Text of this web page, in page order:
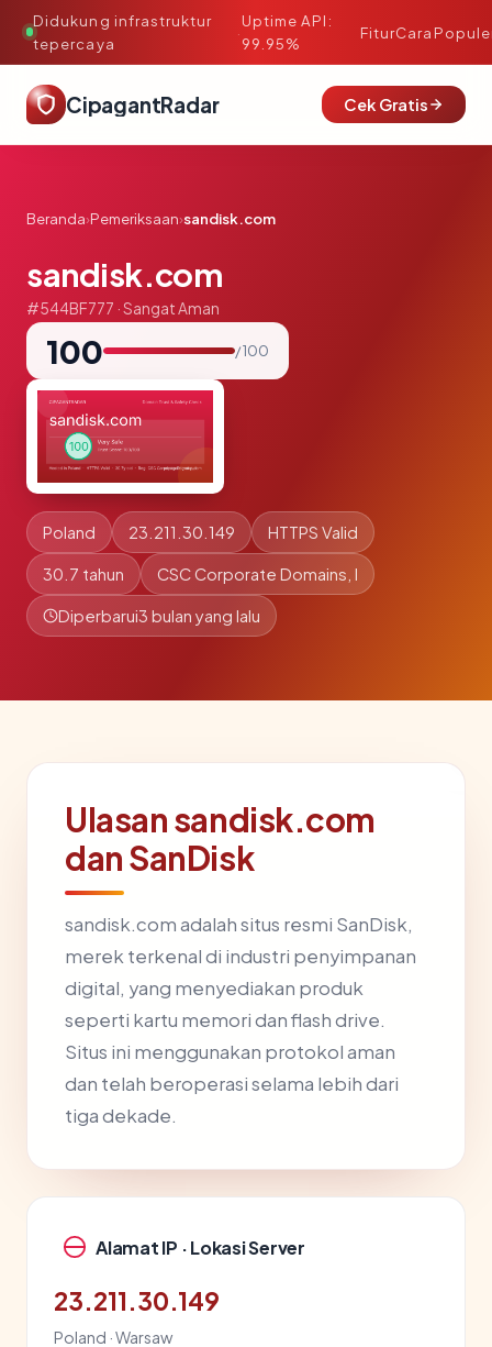
Didukung infrastruktur
tepercaya
·
Uptime API:
99.95%
FiturCara
CipagantRadar Cek Gratis
Beranda›Pemeriksaan›sandisk.com
sandisk.com
#544BF777 · Sangat Aman
100 / 100
Poland 23.211.30.149 HTTPS Valid
30.7 tahun CSC Corporate Domains, I
Diperbarui3 bulan yang lalu
Ulasan sandisk.com
dan SanDisk
sandisk.com adalah situs resmi SanDisk,
merek terkenal di industri penyimpanan
digital, yang menyediakan produk
seperti kartu memori dan flash drive.
Situs ini menggunakan protokol aman
dan telah beroperasi selama lebih dari
tiga dekade.
Alamat IP · Lokasi Server
23.211.30.149
Poland · Warsaw